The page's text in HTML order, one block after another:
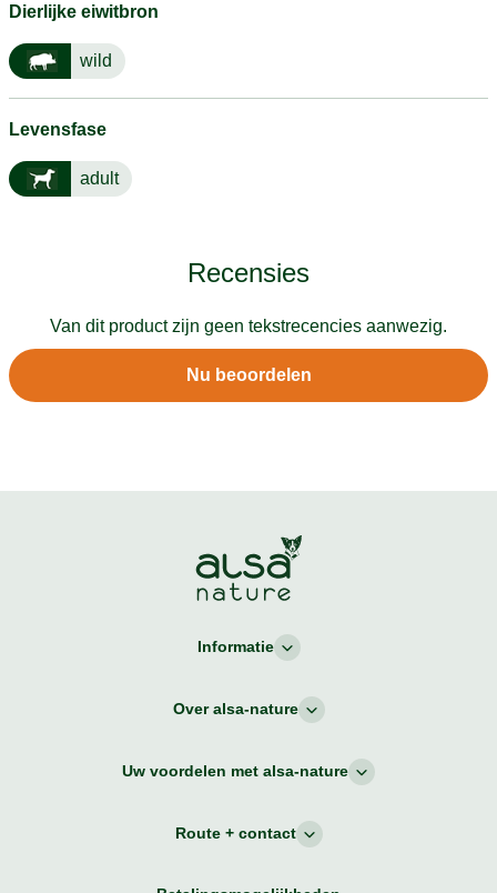
Dierlijke eiwitbron
wild
Levensfase
adult
Recensies
Van dit product zijn geen tekstrecencies aanwezig.
Nu beoordelen
Informatie
Over alsa-nature
Uw voordelen met alsa-nature
Route + contact